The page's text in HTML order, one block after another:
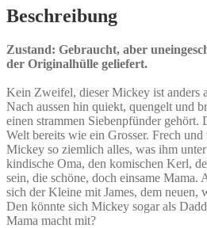
Beschreibung
Zustand: Gebraucht, aber
der Originalhülle geliefert.
Kein Zweifel, dieser Mickey ist anders
Nach aussen hin quiekt, quengelt und
einen strammen Siebenpfünder gehört.
Welt bereits wie ein Grosser. Frech
Mickey so ziemlich alles, was ihm
kindische Oma, den komischen Kerl,
sein, die schöne, doch einsame Mama.
sich der Kleine mit James, dem neuen,
Den könnte sich Mickey sogar als
Mama macht mit?